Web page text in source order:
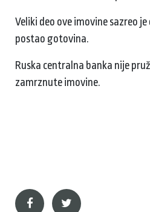
Veliki deo ove imovine sazreo
postao gotovina.
Ruska centralna banka nije
zamrznute imovine.